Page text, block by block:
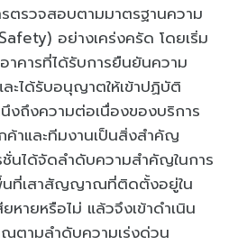
ตรวจสอบตามมาตรฐานความ
อย่างเคร่งครัด โดยเริ่ม
าคารที่ได้รับการยืนยันความ
ะได้รับอนุญาตให้เข้าปฏิบัติ
งถึงความต่อเนื่องของบริการ
าและทีมงานเป็นสิ่งสำคัญ
นได้จัดลำดับความสำคัญในการ
นที่เสาสัญญาณที่ติดตั้งอยู่ใน
หายหรือไม่ แล้วจึงเข้าดำเนิน
ตามลำดับความเร่งด่วน